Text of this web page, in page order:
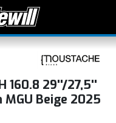
160.8 29''/27,5''
Beige 2025